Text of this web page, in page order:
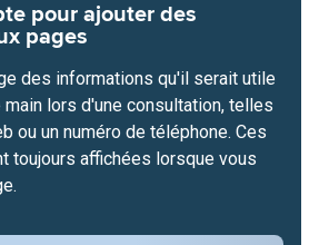
pour ajouter des
pages
des informations qu'il serait utile
lors d'une consultation, telles
ou un numéro de téléphone. Ces
toujours affichées lorsque vous